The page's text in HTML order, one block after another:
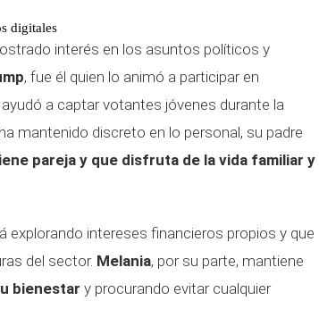
digitales
interés en los asuntos políticos y
, fue él quien lo animó a participar en
a captar votantes jóvenes durante la
mantenido discreto en lo personal, su padre
pareja y que disfruta de la vida familiar y
explorando intereses financieros propios y que
del sector. Melania, por su parte, mantiene
bienestar y procurando evitar cualquier